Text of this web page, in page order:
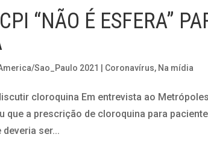
“NÃO É ESFERA”
Sao_Paulo 2021 Coronavírus, Na mídia
cloroquina Em entrevista ao
que a prescrição de cloroquina para
ser...